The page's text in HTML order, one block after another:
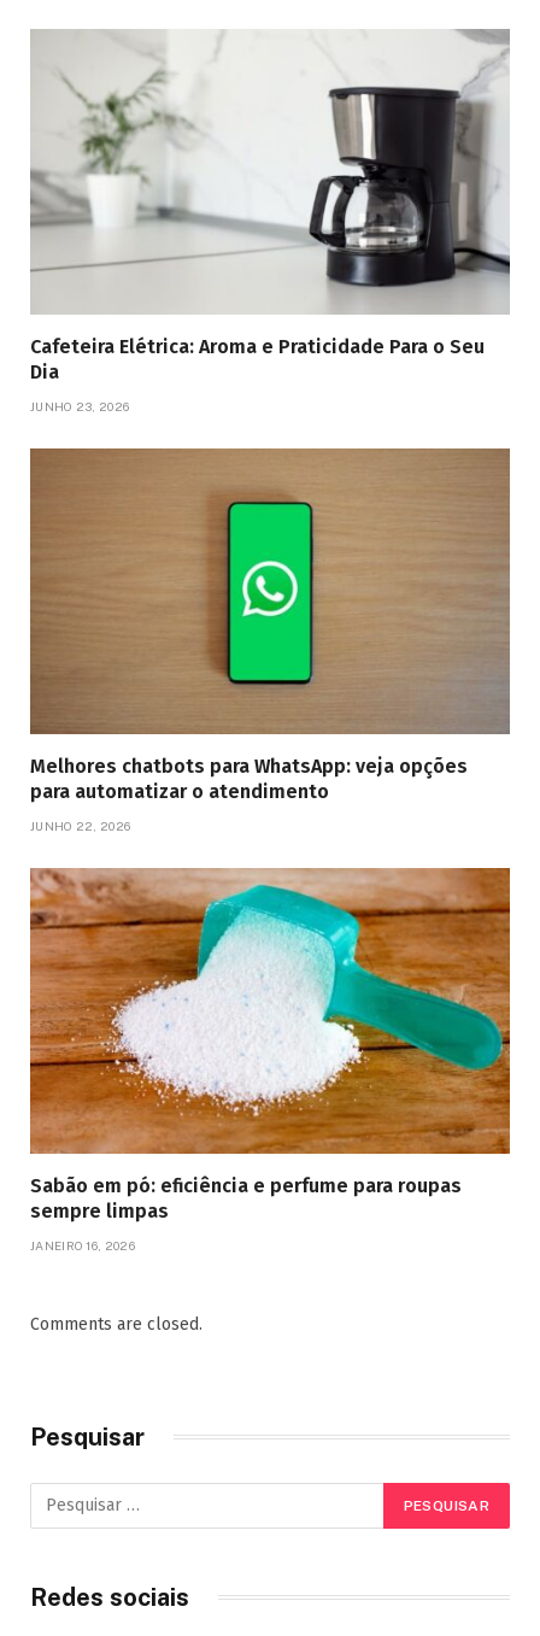
Cafeteira Elétrica: Aroma e Praticidade Para o Seu
Dia
JUNHO 23, 2026
Melhores chatbots para WhatsApp: veja opções
para automatizar o atendimento
JUNHO 22, 2026
Sabão em pó: eficiência e perfume para roupas
sempre limpas
JANEIRO 16, 2026
Comments are closed.
Pesquisar
Redes sociais